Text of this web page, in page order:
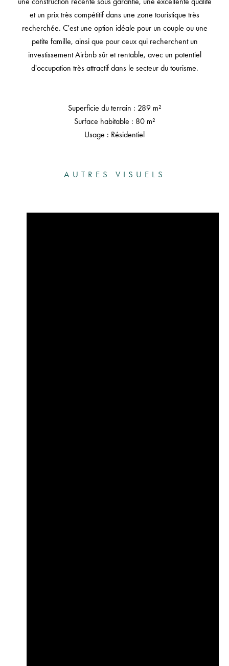
et un prix très compétitif dans une zone touristique très
recherchée. C'est une option idéale pour un couple ou une
petite famille, ainsi que pour ceux qui recherchent un
investissement Airbnb sûr et rentable, avec un potentiel
d'occupation très attractif dans le secteur du tourisme.
Superficie du terrain : 289 m²
Surface habitable : 80 m²
Usage : Résidentiel
AUTRES VISUELS